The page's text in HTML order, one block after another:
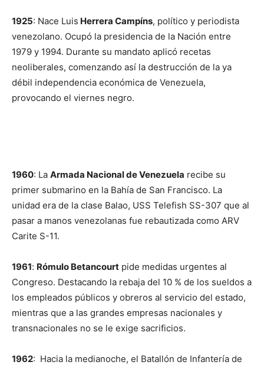
1925: Nace Luis Herrera Campíns, político y periodista
venezolano. Ocupó la presidencia de la Nación entre
1979 y 1994. Durante su mandato aplicó recetas
neoliberales, comenzando así la destrucción de la ya
débil independencia económica de Venezuela,
provocando el viernes negro.
1960: La Armada Nacional de Venezuela recibe su
primer submarino en la Bahía de San Francisco. La
unidad era de la clase Balao, USS Telefish SS-307 que al
pasar a manos venezolanas fue rebautizada como ARV
Carite S-11.
1961: Rómulo Betancourt pide medidas urgentes al
Congreso. Destacando la rebaja del 10 % de los sueldos a
los empleados públicos y obreros al servicio del estado,
mientras que a las grandes empresas nacionales y
transnacionales no se le exige sacrificios.
1962: Hacia la medianoche, el Batallón de Infantería de